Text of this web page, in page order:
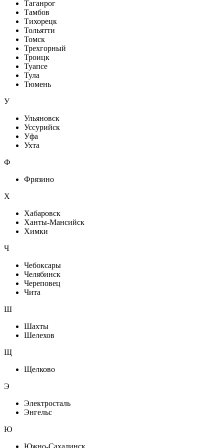
Таганрог
Тамбов
Тихорецк
Тольятти
Томск
Трехгорный
Троицк
Туапсе
Тула
Тюмень
У
Ульяновск
Уссурийск
Уфа
Ухта
Ф
Фрязино
Х
Хабаровск
Ханты-Мансийск
Химки
Ч
Чебоксары
Челябинск
Череповец
Чита
Ш
Шахты
Шелехов
Щ
Щелково
Э
Электросталь
Энгельс
Ю
Южно-Сахалинск